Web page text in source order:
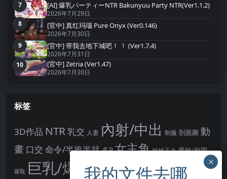
第7名
7 [AI] 爆乳パーティーNTR Bakunyuu Party NTR(Ver1.1.2)
2026年7月29日
第8名
8 [官中] 真红玛瑙 Pure Onyx (Ver0.146)
2026年7月30日
第9名
9 [官中] 带我去地下城吧！ ！ (Ver1.7.4)
2026年7月31日
第10名
10 [官中] Zetria (Ver1.47)
2026年7月30日
标签
3D作品 NTR乳交 人妻 內射/中出 制服 剖面圖 動
畫 口交 命令/半推半就 多P 女主角 姊姊正太 學校/校園
寢取 巨乳/爆乳幻想 強制你播種 強制播種